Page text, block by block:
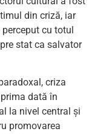
din criză, iar
cu totul
stat ca salvator
criza
dată în
la nivel central și
promovarea